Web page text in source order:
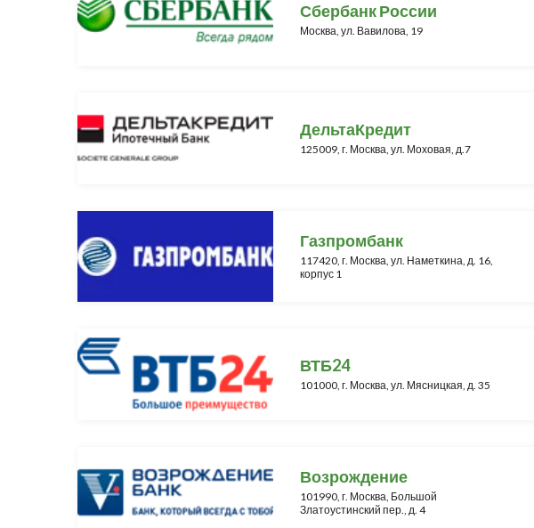
Сбербанк России
Москва, ул. Вавилова, 19
ДельтаКредит
125009, г. Москва, ул. Моховая, д.7
Газпромбанк
117420, г. Москва, ул. Наметкина, д. 16,
корпус 1
ВТБ24
101000, г. Москва, ул. Мясницкая, д. 35
Возрождение
101990, г. Москва, Большой
Златоустинский пер., д. 4